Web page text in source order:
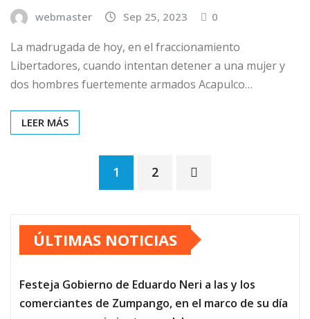
webmaster Sep 25, 2023 0
La madrugada de hoy, en el fraccionamiento
Libertadores, cuando intentan detener a una mujer y
dos hombres fuertemente armados Acapulco…
LEER MÁS
Paginación
de
entradas
1 2
ÚLTIMAS NOTICIAS
Festeja Gobierno de Eduardo Neri a las y los
comerciantes de Zumpango, en el marco de su día